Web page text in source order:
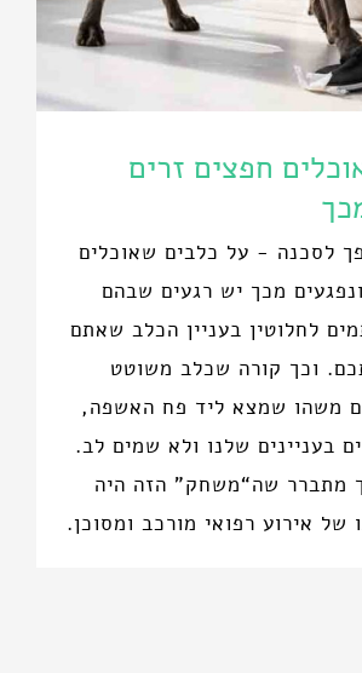
חפצים זרים
לסכנה - על כלבים שאוכלים
מכך יש רגעים שבהם
לחלוטין בעניין הכלב שאתם
וכך קורה שכלב משוטט
משהו שמצא ליד פח האשפה,
בעניינים שלנו ולא שמים לב.
מתברר שה“משחק” הזה היה
של אירוע רפואי מורכב ומסוכן.